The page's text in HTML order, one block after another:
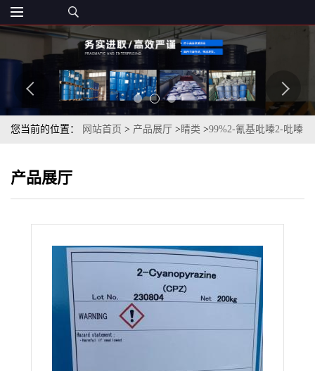
您当前的位置： 网站首页 > 产品展厅 > 睛类 >99%2-氰基吡嗪2-吡嗪
产品展厅